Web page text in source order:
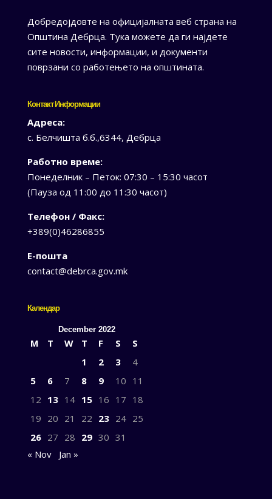
Добредојдовте на официјалната веб страна на
Општина Дебрца. Тука можете да ги најдете
сите новости, информации, и документи
поврзани со работењето на општината.
Контакт Информации
Адреса:
с. Белчишта б.б.,6344, Дебрца
Работно време:
Понеделник – Петок: 07:30 – 15:30 часот
(Пауза од 11:00 до 11:30 часот)
Телефон / Факс:
+389(0)46286855
Е-пошта
contact@debrca.gov.mk
Календар
December 2022
M T W T F S
S
1
2 3
4
5
6 7 8 9 10 11
12 13 14 15 16 17 18
19 20 21 22 23 24 25
26 27 28 29 30 31
« Nov
Jan »